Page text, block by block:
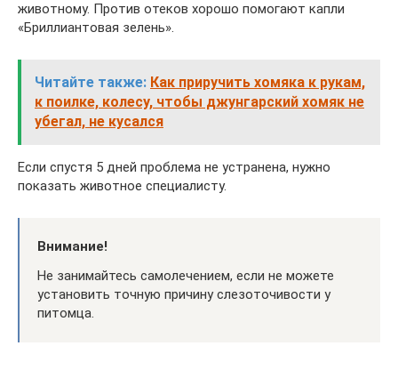
животному. Против отеков хорошо помогают капли
«Бриллиантовая зелень».
Читайте также: Как приручить хомяка к рукам,
к поилке, колесу, чтобы джунгарский хомяк не
убегал, не кусался
Если спустя 5 дней проблема не устранена, нужно
показать животное специалисту.
Внимание!
Не занимайтесь самолечением, если не можете
установить точную причину слезоточивости у
питомца.